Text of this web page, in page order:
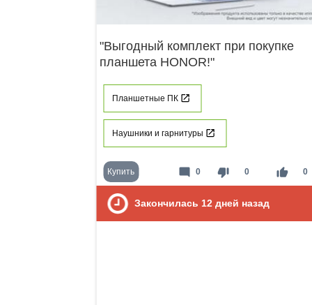
"Выгодный комплект при покупке
планшета HONOR!"
Планшетные ПК
Наушники и гарнитуры
Купить thumb_down 0 thumb_up 0
mode_comment 0
Закончилась 12 дней назад